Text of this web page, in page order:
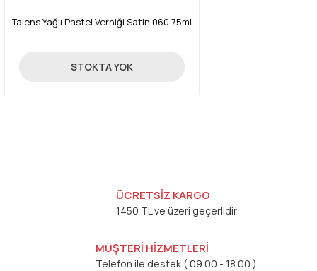
Talens Yağlı Pastel Verniği Satin 060 75ml
539,00 TL
STOKTA YOK
ÜCRETSİZ KARGO
1450 TL ve üzeri geçerlidir
MÜŞTERİ HİZMETLERİ
Telefon ile destek ( 09.00 - 18.00 )